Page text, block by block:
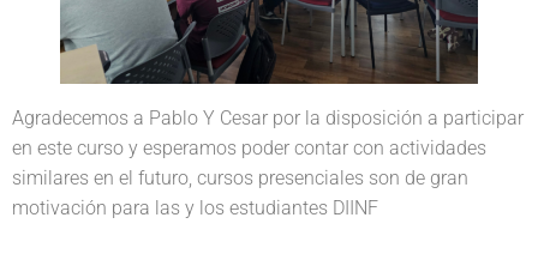
Agradecemos a Pablo Y Cesar por la disposición a participar
en este curso y esperamos poder contar con actividades
similares en el futuro, cursos presenciales son de gran
motivación para las y los estudiantes DIINF